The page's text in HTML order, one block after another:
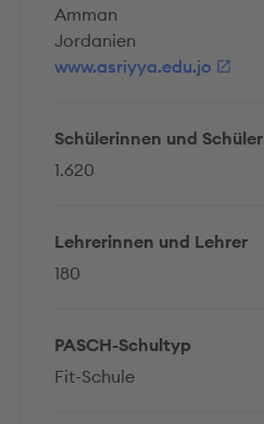
Amman
Jordanien
www.asriyya.edu.jo
Schülerinnen und Schüler
1.620
Lehrerinnen und Lehrer
180
PASCH-Schultyp
Fit-Schule